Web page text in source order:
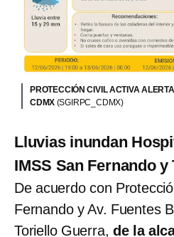
PROTECCIÓN CIVIL ACTIVA
CDMX (SGIRPC_CDMX)
Lluvias inundan
IMSS San Fernando y
De acuerdo con
Fernando y Av. Fuentes
Toriello Guerra, de la